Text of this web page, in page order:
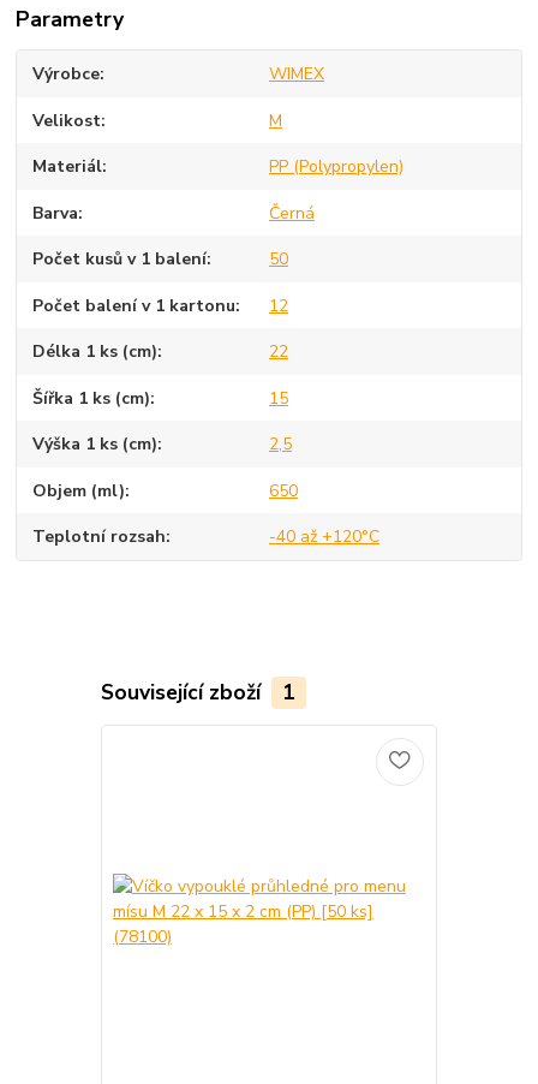
Parametry
Výrobce WIMEX
Velikost M
Materiál PP (Polypropylen)
Barva Černá
Počet kusů v 1 balení 50
Počet balení v 1 kartonu 12
Délka 1 ks (cm) 22
Šířka 1 ks (cm) 15
Výška 1 ks (cm) 2,5
Objem (ml) 650
Teplotní rozsah -40 až +120°C
Související zboží 1